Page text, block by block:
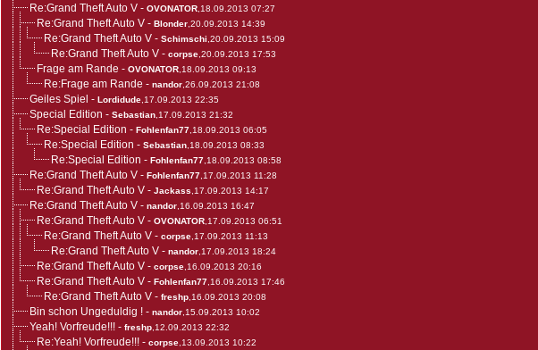
Re:Grand Theft Auto V - OVONATOR ,18.09.2013 07:27
Re:Grand Theft Auto V - Blonder ,20.09.2013 14:39
Re:Grand Theft Auto V - Schimschi ,20.09.2013 15:09
Re:Grand Theft Auto V - corpse ,20.09.2013 17:53
Frage am Rande - OVONATOR ,18.09.2013 09:13
Re:Frage am Rande - nandor ,26.09.2013 21:08
Geiles Spiel - Lordidude ,17.09.2013 22:35
Special Edition - Sebastian ,17.09.2013 21:32
Re:Special Edition - Fohlenfan77 ,18.09.2013 06:05
Re:Special Edition - Sebastian ,18.09.2013 08:33
Re:Special Edition - Fohlenfan77 ,18.09.2013 08:58
Re:Grand Theft Auto V - Fohlenfan77 ,17.09.2013 11:28
Re:Grand Theft Auto V - Jackass ,17.09.2013 14:17
Re:Grand Theft Auto V - nandor ,16.09.2013 16:47
Re:Grand Theft Auto V - OVONATOR ,17.09.2013 06:51
Re:Grand Theft Auto V - corpse ,17.09.2013 11:13
Re:Grand Theft Auto V - nandor ,17.09.2013 18:24
Re:Grand Theft Auto V - corpse ,16.09.2013 20:16
Re:Grand Theft Auto V - Fohlenfan77 ,16.09.2013 17:46
Re:Grand Theft Auto V - freshp ,16.09.2013 20:08
Bin schon Ungeduldig ! - nandor ,15.09.2013 10:02
Yeah! Vorfreude!!! - freshp ,12.09.2013 22:32
Re:Yeah! Vorfreude!!! - corpse ,13.09.2013 10:22